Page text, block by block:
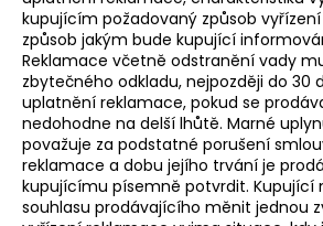
kupujícím požadovaný způsob
způsob jakým bude kupující
Reklamace včetně odstranění vady
zbytečného odkladu, nejpozději do 30
uplatnění reklamace, pokud se
nedohodne na delší lhůtě. Marné
považuje za podstatné porušení
reklamace a dobu jejího trvání je
kupujícímu písemně potvrdit. Kupující
souhlasu prodávajícího měnit jednou